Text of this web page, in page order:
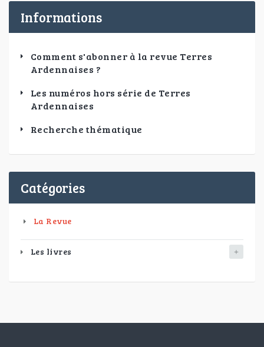
Informations
Comment s'abonner à la revue Terres
Ardennaises ?
Les numéros hors série de Terres
Ardennaises
Recherche thématique
Catégories
La Revue
Les livres